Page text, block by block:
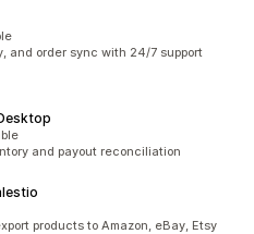
and order sync with 24/7 support
and payout reconciliation
products to Amazon, eBay, Etsy